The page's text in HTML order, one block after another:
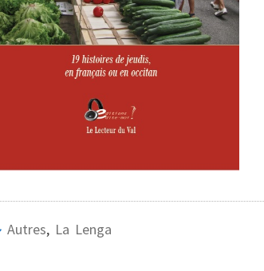
Autres, La Lenga